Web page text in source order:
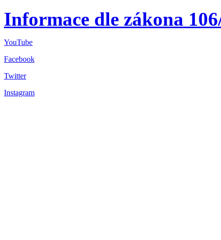
Informace dle zákona
YouTube
Facebook
Twitter
Instagram